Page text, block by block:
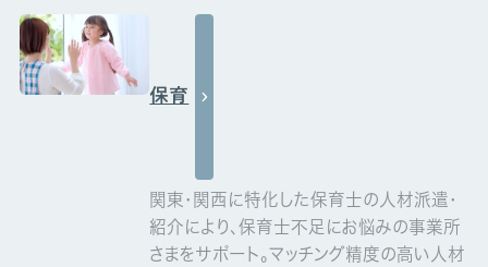
保育
関東・関西に特化した保育士の人材派遣・
紹介により、保育士不足にお悩みの事業所
さまをサポート。マッチング精度の高い人材